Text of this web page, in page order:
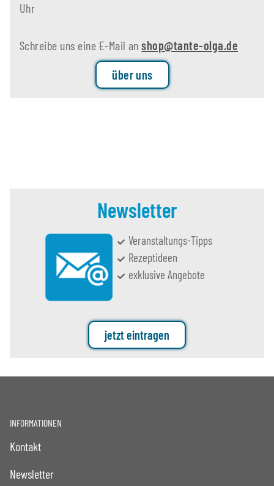
Uhr
Schreibe uns eine E-Mail anshop@tante-olga.de
über uns
Newsletter
Veranstaltungs-Tipps
Rezeptideen
exklusive Angebote
jetzt eintragen
INFORMATIONEN
Kontakt
Newsletter